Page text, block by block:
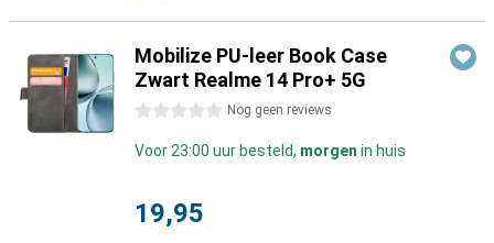
Mobilize PU-leer Book Case
Zwart Realme 14 Pro+ 5G
0 sterren Nog geen reviews
Voor 23:00 uur besteld, morgen in huis
19,95